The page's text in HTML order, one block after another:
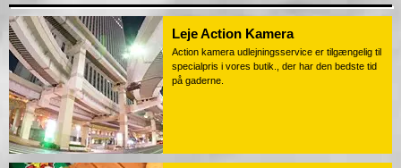
Leje Action Kamera
Action kamera udlejningsservice er tilgængelig til
specialpris i vores butik., der har den bedste tid
på gaderne.